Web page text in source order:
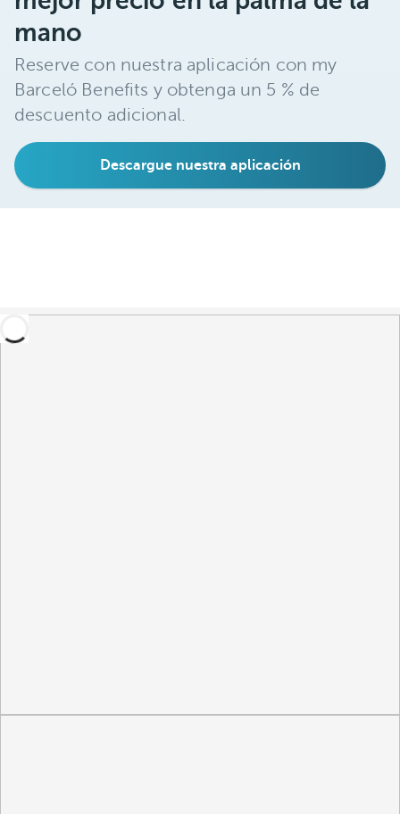
mano
Reserve con nuestra aplicación con my
Barceló Benefits y obtenga un 5 % de
descuento adicional.
Descargue nuestra aplicación